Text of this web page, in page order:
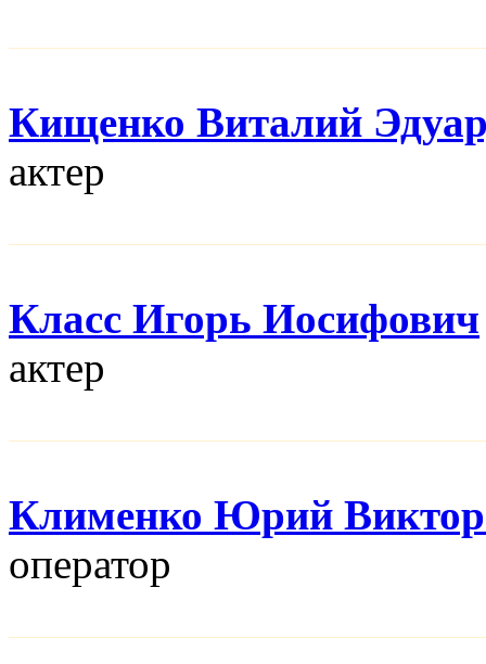
Кищенко Виталий
актер
Класс Игорь Иосифович
актер
Клименко Юрий
оператор